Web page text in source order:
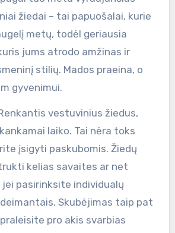
žiedai – tai papuošalai, kurie
metų, todėl geriausia
jums atrodo amžinas ir
stilių. Mados praeina, o
gyvenimui.
vestuvinius žiedus,
laiko. Tai nėra toks
įsigyti paskubomis. Žiedų
kelias savaites ar net
jei pasirinksite individualų
Skubėjimas taip pat
pro akis svarbias